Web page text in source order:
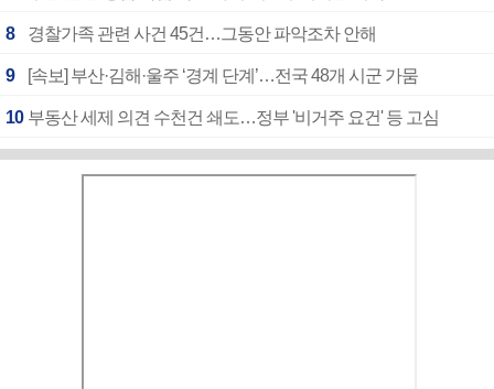
8 경찰가족 관련 사건 45건…그동안 파악조차 안해
9 [속보] 부산·김해·울주 ‘경계 단계’…전국 48개 시군 가뭄
10 부동산 세제 의견 수천건 쇄도…정부 '비거주 요건' 등 고심